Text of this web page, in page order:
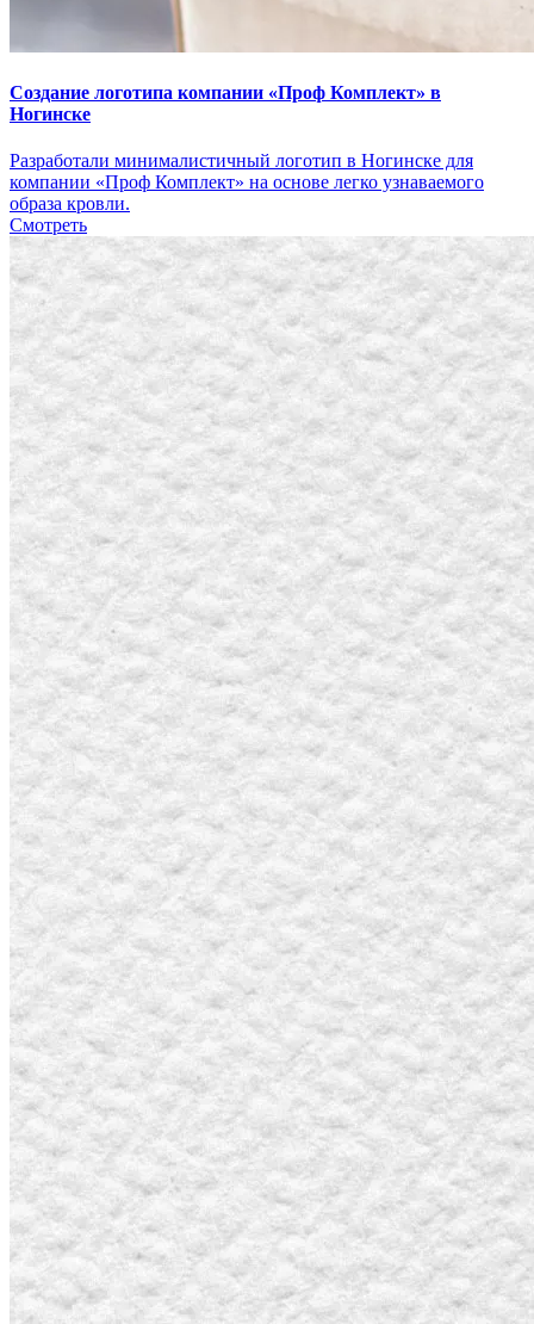
Создание логотипа компании «Проф Комплект» в
Ногинске
Разработали минималистичный логотип в Ногинске для
компании «Проф Комплект» на основе легко узнаваемого
образа кровли.
Смотреть